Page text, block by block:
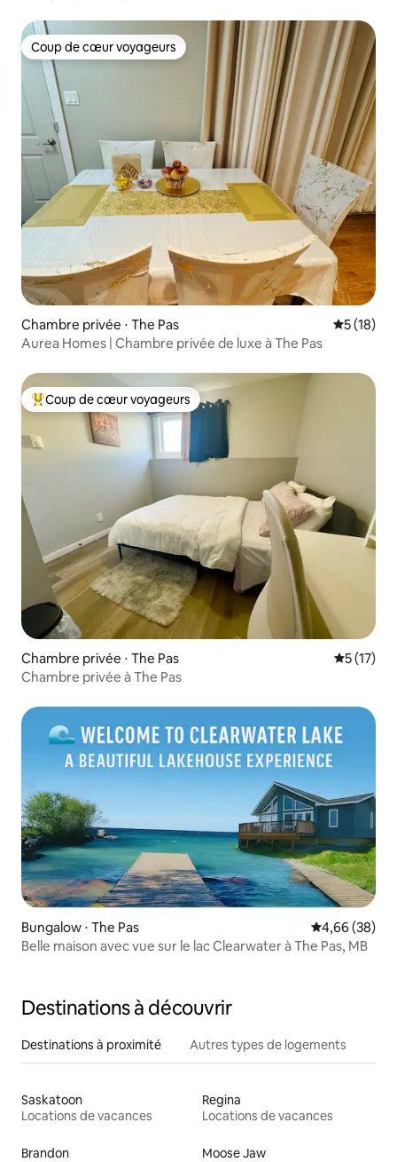
Coup de cœur voyageurs
Coup de cœur voyageurs
Chambre privée ⋅ The Pas
5 (18)
Aurea Homes | Chambre privée de luxe à The Pas
Coups de cœur voyageurs les plus appréciés
Coup de cœur voyageurs
Chambre privée ⋅ The Pas
5 (17)
Chambre privée à The Pas
Bungalow ⋅ The Pas Évaluation
4,66 (38)
Belle maison avec vue sur le lac Clearwater à The Pas, MB
Destinations à découvrir
Destinations à proximité Autres types de logements
Saskatoon
Locations de vacances
Regina
Locations de vacances
Brandon
Moose Jaw